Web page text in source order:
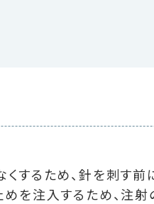
するため、針を刺す前
を注入するため、注